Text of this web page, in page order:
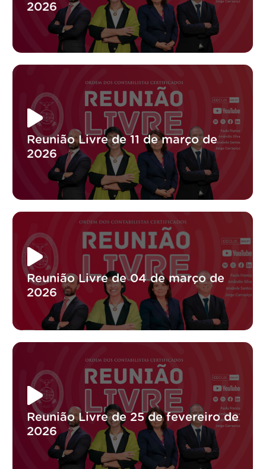
2026
Reunião Livre de 11 de março de
2026
Reunião Livre de 04 de março de
2026
Reunião Livre de 25 de fevereiro de
2026